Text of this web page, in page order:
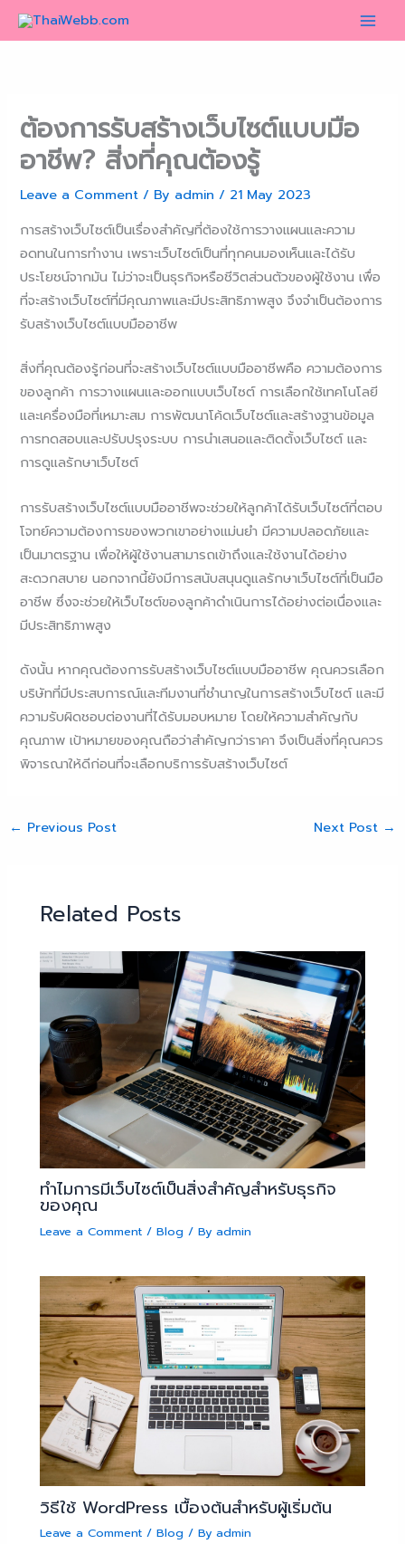
Skip
ต้องการรับสร้างเว็บไซต์แบบมือ
อาชีพ? สิ่งที่คุณต้องรู้
Leave a Comment / By admin/ 21 May 2023
การสร้างเว็บไซต์เป็นเรื่องสำคัญที่ต้องใช้การวางแผนและความ
อดทนในการทำงาน เพราะเว็บไซต์เป็นที่ทุกคนมองเห็นและได้รับ
ประโยชน์จากมัน ไม่ว่าจะเป็นธุรกิจหรือชีวิตส่วนตัวของผู้ใช้งาน เพื่อ
ที่จะสร้างเว็บไซต์ที่มีคุณภาพและมีประสิทธิภาพสูง จึงจำเป็นต้องการ
รับสร้างเว็บไซต์แบบมืออาชีพ
สิ่งที่คุณต้องรู้ก่อนที่จะสร้างเว็บไซต์แบบมืออาชีพคือ ความต้องการ
ของลูกค้า การวางแผนและออกแบบเว็บไซต์ การเลือกใช้เทคโนโลยี
และเครื่องมือที่เหมาะสม การพัฒนาโค้ดเว็บไซต์และสร้างฐานข้อมูล
การทดสอบและปรับปรุงระบบ การนำเสนอและติดตั้งเว็บไซต์ และ
การดูแลรักษาเว็บไซต์
การรับสร้างเว็บไซต์แบบมืออาชีพจะช่วยให้ลูกค้าได้รับเว็บไซต์ที่ตอบ
โจทย์ความต้องการของพวกเขาอย่างแม่นยำ มีความปลอดภัยและ
เป็นมาตรฐาน เพื่อให้ผู้ใช้งานสามารถเข้าถึงและใช้งานได้อย่าง
สะดวกสบาย นอกจากนี้ยังมีการสนับสนุนดูแลรักษาเว็บไซต์ที่เป็นมือ
อาชีพ ซึ่งจะช่วยให้เว็บไซต์ของลูกค้าดำเนินการได้อย่างต่อเนื่องและ
มีประสิทธิภาพสูง
ดังนั้น หากคุณต้องการรับสร้างเว็บไซต์แบบมืออาชีพ คุณควรเลือก
บริษัทที่มีประสบการณ์และทีมงานที่ชำนาญในการสร้างเว็บไซต์ และมี
ความรับผิดชอบต่องานที่ได้รับมอบหมาย โดยให้ความสำคัญกับ
คุณภาพ เป้าหมายของคุณถือว่าสำคัญกว่าราคา จึงเป็นสิ่งที่คุณควร
พิจารณาให้ดีก่อนที่จะเลือกบริการรับสร้างเว็บไซต์
← Previous Post Next Post →
Related Posts
ทำไมการมีเว็บไซต์เป็นสิ่งสำคัญสำหรับธุรกิจ
ของคุณ
Leave a Comment /Blog / Byadmin
วิธีใช้ WordPress เบื้องต้นสำหรับผู้เริ่มต้น
Leave a Comment /Blog / Byadmin